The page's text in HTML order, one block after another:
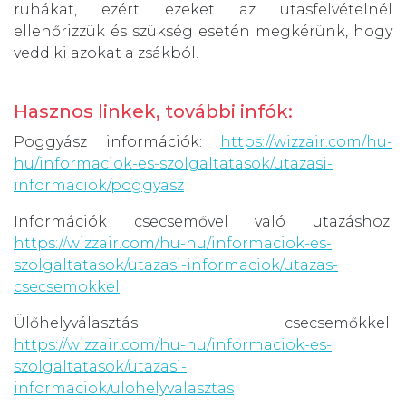
ruhákat, ezért ezeket az utasfelvételnél
ellenőrizzük és szükség esetén megkérünk, hogy
vedd ki azokat a zsákból.
Hasznos linkek, további infók:
Poggyász információk:
https://wizzair.com/hu-
hu/informaciok-es-szolgaltatasok/utazasi-
informaciok/poggyasz
Információk csecsemővel való utazáshoz:
https://wizzair.com/hu-hu/informaciok-es-
szolgaltatasok/utazasi-informaciok/utazas-
csecsemokkel
Ülőhelyválasztás csecsemőkkel:
https://wizzair.com/hu-hu/informaciok-es-
szolgaltatasok/utazasi-
informaciok/ulohelyvalasztas